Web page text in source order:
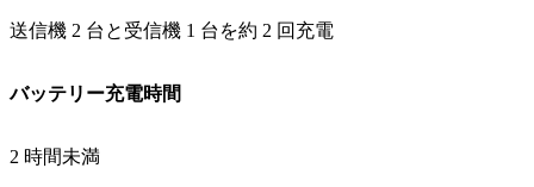
送信機 2 台と受信機 1 台を約 2 回充電
バッテリー充電時間
2 時間未満